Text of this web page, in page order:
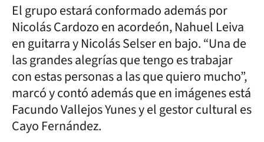
El grupo estará conformado además por
Nicolás Cardozo en acordeón, Nahuel Leiva
en guitarra y Nicolás Selser en bajo. “Una de
las grandes alegrías que tengo es trabajar
con estas personas a las que quiero mucho”,
marcó y contó además que en imágenes está
Facundo Vallejos Yunes y el gestor cultural es
Cayo Fernández.